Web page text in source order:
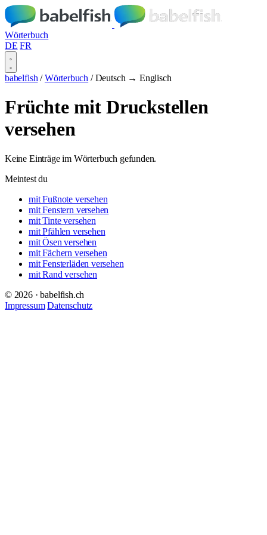
Wörterbuch
DE FR
babelfish / Wörterbuch / Deutsch → Englisch
Früchte mit Druckstellen
versehen
Keine Einträge im Wörterbuch gefunden.
Meintest du
mit Fußnote versehen
mit Fenstern versehen
mit Tinte versehen
mit Pfählen versehen
mit Ösen versehen
mit Fächern versehen
mit Fensterläden versehen
mit Rand versehen
© 2026 · babelfish.ch
Impressum Datenschutz